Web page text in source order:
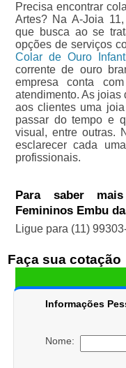
Precisa encontrar
Artes? Na A-Joia
que busca ao se
opções de serviços
Colar de Ouro
corrente de ouro
empresa conta
atendimento. As joias
aos clientes uma
passar do tempo e
visual, entre outras.
esclarecer cada
profissionais.
Para saber
Femininos Embu
Ligue para (11)
Faça sua cotação
Informações
Nome: